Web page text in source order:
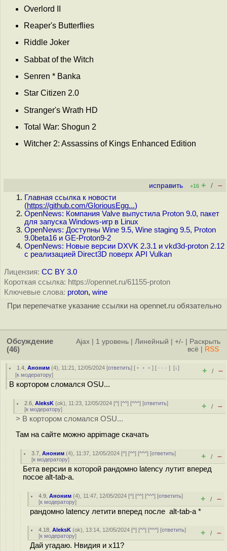
Overlord II
Reaper's Butterflies
Riddle Joker
Sabbat of the Witch
Senren * Banka
Star Citizen 2.0
Stranger's Wrath HD
Total War: Shogun 2
Witcher 2: Assassins of Kings Enhanced Edition
исправить +16 + / –
Главная ссылка к новости
(https://github.com/GloriousEgg...)
OpenNews: Компания Valve выпустила Proton 9.0, пакет
для запуска Windows-игр в Linux
OpenNews: Доступны Wine 9.5, Wine staging 9.5, Proton
9.0beta16 и GE-Proton9-2
OpenNews: Новые версии DXVK 2.3.1 и vkd3d-proton 2.12
c реализацией Direct3D поверх API Vulkan
Лицензия: CC BY 3.0
Короткая ссылка: https://opennet.ru/61155-proton
Ключевые слова: proton, wine
При перепечатке указание ссылки на opennet.ru обязательно
Обсуждение
(46)
Ajax 1 уровень Линейный +/-
Раскрыть
всё
RSS
1.4 ,Аноним (4), 11:21, 12/05/2024 [ответить] [ ﹢﹢﹢] [ · · ·][↓]
[к модератору] + / –
В кортором сломался OSU...
2.6 ,AleksK (ok), 11:23, 12/05/2024 [^] [^^] [^^^] [ответить]
[к модератору] + / –
> В кортором сломался OSU...
Там на сайте можно appimage скачать
3.7 ,Аноним (4), 11:37, 12/05/2024 [^] [^^] [^^^] [ответить]
[к модератору] + / –
Бета версии в которой рандомно latency лутит вперед
посое alt-tab-a.
4.9 ,Аноним (4), 11:47, 12/05/2024 [^] [^^] [^^^] [ответить]
[к модератору] + / –
рандомно latency летити вперед после alt-tab-a *
4.18 ,AleksK (ok), 13:14, 12/05/2024 [^] [^^] [^^^] [ответить]
[к модератору] + / –
Дай угадаю. Нвидия и x11?